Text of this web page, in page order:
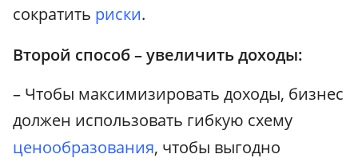
сократить риски.
Второй способ – увеличить доходы:
– Чтобы максимизировать доходы, бизнес
должен использовать гибкую схему
ценообразования, чтобы выгодно